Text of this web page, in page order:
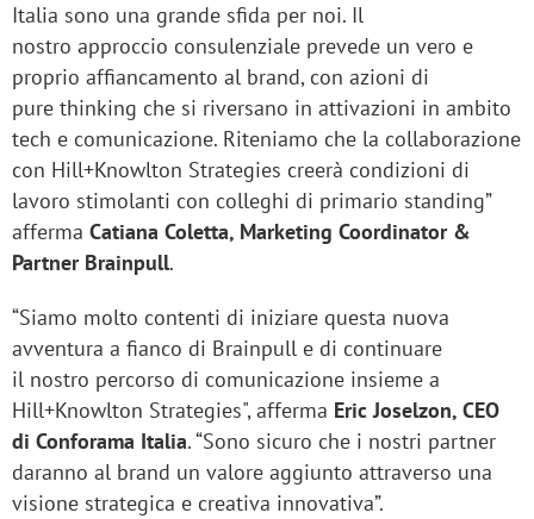
Italia sono una grande sfida per noi. Il
nostro approccio consulenziale prevede un vero e
proprio affiancamento al brand, con azioni di
pure thinking che si riversano in attivazioni in ambito
tech e comunicazione. Riteniamo che la collaborazione
con Hill+Knowlton Strategies creerà condizioni di
lavoro stimolanti con colleghi di primario standing”
afferma Catiana Coletta, Marketing Coordinator &
Partner Brainpull.
“Siamo molto contenti di iniziare questa nuova
avventura a fianco di Brainpull e di continuare
il nostro percorso di comunicazione insieme a
Hill+Knowlton Strategies", afferma Eric Joselzon, CEO
di Conforama Italia. “Sono sicuro che i nostri partner
daranno al brand un valore aggiunto attraverso una
visione strategica e creativa innovativa”.